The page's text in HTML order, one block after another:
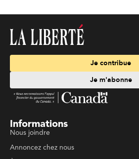
Je contribue
Je m'abonne
Informations
Nous joindre
Annoncez chez nous